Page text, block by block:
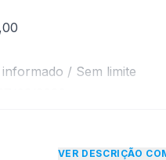
/ Sem limite
restrição de teto
VER DESCRIÇÃO